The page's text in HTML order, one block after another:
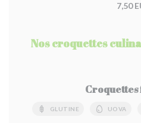
7,50
Nos croquettes
GLUTINE UOVA